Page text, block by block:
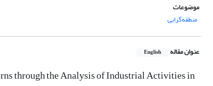
موضوعات
منطقه‌گرایی
عنوان مقاله English
through the Analysis of Industrial Activities in